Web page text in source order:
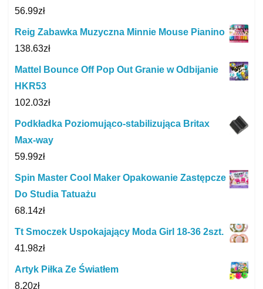
56.99zł
Reig Zabawka Muzyczna Minnie Mouse Pianino
138.63zł
Mattel Bounce Off Pop Out Granie w Odbijanie
HKR53
102.03zł
Podkładka Poziomująco-stabilizująca Britax
Max-way
59.99zł
Spin Master Cool Maker Opakowanie Zastępcze
Do Studia Tatuażu
68.14zł
Tt Smoczek Uspokajający Moda Girl 18-36 2szt.
41.98zł
Artyk Piłka Ze Światłem
8.20zł